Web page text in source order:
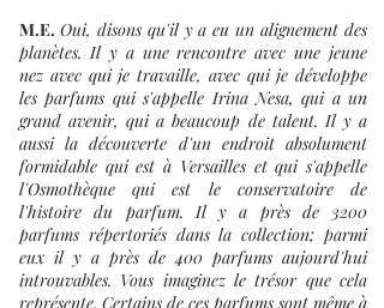
M.E. Oui, disons qu'il y a eu un alignement des
planètes. Il y a une rencontre avec une jeune
nez avec qui je travaille, avec qui je développe
les parfums qui s'appelle Irina Nesa, qui a un
grand avenir, qui a beaucoup de talent. Il y a
aussi la découverte d'un endroit absolument
formidable qui est à Versailles et qui s'appelle
l'Osmothèque qui est le conservatoire de
l'histoire du parfum. Il y a près de 3200
parfums répertoriés dans la collection; parmi
eux il y a près de 400 parfums aujourd'hui
introuvables. Vous imaginez le trésor que cela
représente. Certains de ces parfums sont même à